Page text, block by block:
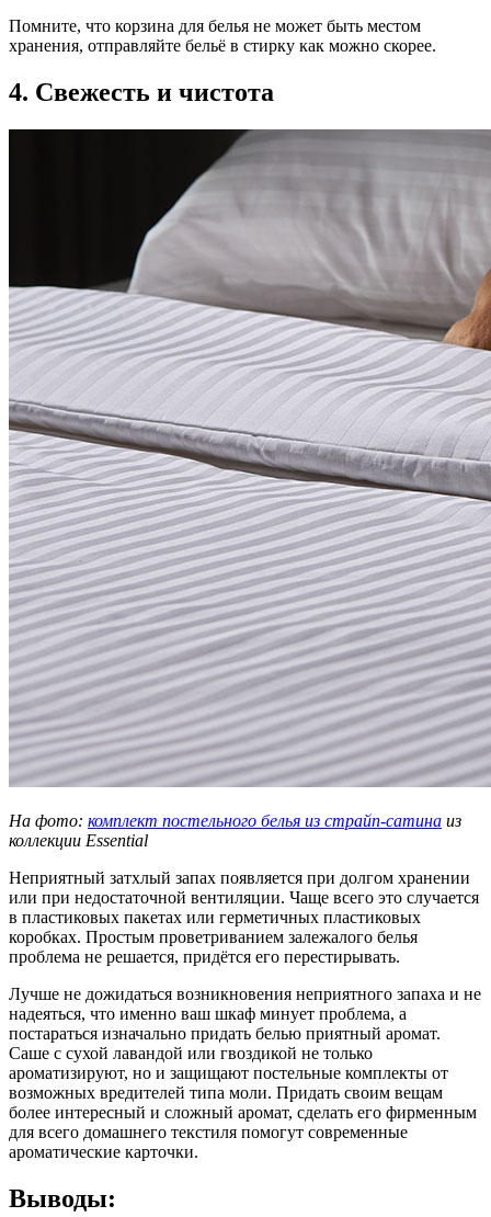
Помните, что корзина для белья не может быть местом
хранения, отправляйте бельё в стирку как можно скорее.
4. Свежесть и чистота
На фото: комплект постельного белья из страйп-сатина из
коллекции Essential
Неприятный затхлый запах появляется при долгом хранении
или при недостаточной вентиляции. Чаще всего это случается
в пластиковых пакетах или герметичных пластиковых
коробках. Простым проветриванием залежалого белья
проблема не решается, придётся его перестирывать.
Лучше не дожидаться возникновения неприятного запаха и не
надеяться, что именно ваш шкаф минует проблема, а
постараться изначально придать белью приятный аромат.
Саше с сухой лавандой или гвоздикой не только
ароматизируют, но и защищают постельные комплекты от
возможных вредителей типа моли. Придать своим вещам
более интересный и сложный аромат, сделать его фирменным
для всего домашнего текстиля помогут современные
ароматические карточки.
Выводы: